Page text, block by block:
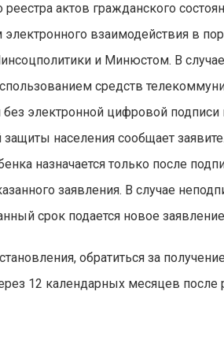
реестра актов гражданского
электронного взаимодействия в
и Минюстом. В
средств
без электронной цифровой подписи
защиты населения сообщает
назначается только после
заявления. В случае
срок подается новое
обратиться за
12 календарных месяцев после